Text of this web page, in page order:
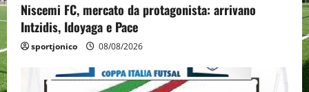
Niscemi FC, mercato da protagonista: arrivano
Intzidis, Idoyaga e Pace
sportjonico 08/08/2026